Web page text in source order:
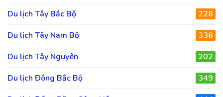
Du lịch Tây Bắc Bộ
228
Du lịch Tây Nam Bộ
338
Du lịch Tây Nguyên
202
Du lịch Đông Bắc Bộ
349